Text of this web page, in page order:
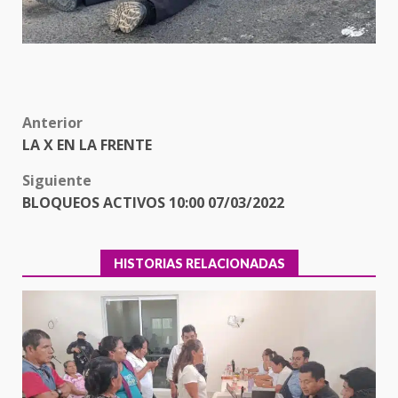
Post
navigation
Anterior
LA X EN LA FRENTE
Siguiente
BLOQUEOS ACTIVOS 10:00 07/03/2022
HISTORIAS RELACIONADAS